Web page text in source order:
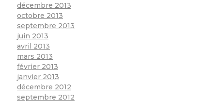
décembre 2013
octobre 2013
septembre 2013
juin 2013
avril 2013
mars 2013
février 2013
janvier 2013
décembre 2012
septembre 2012